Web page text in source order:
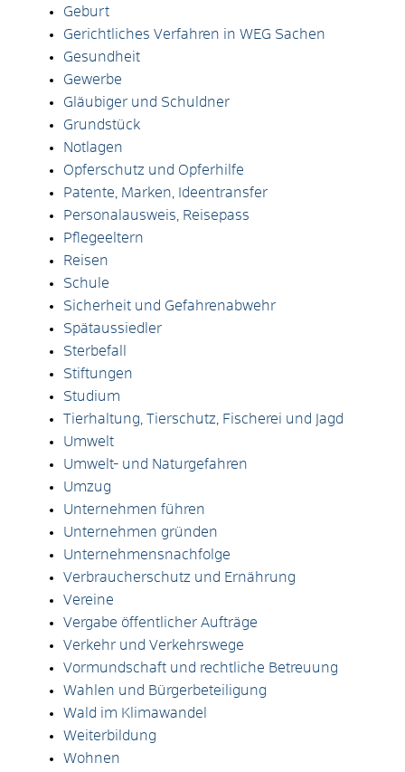
Geburt
Gerichtliches Verfahren in WEG Sachen
Gesundheit
Gewerbe
Gläubiger und Schuldner
Grundstück
Notlagen
Opferschutz und Opferhilfe
Patente, Marken, Ideentransfer
Personalausweis, Reisepass
Pflegeeltern
Reisen
Schule
Sicherheit und Gefahrenabwehr
Spätaussiedler
Sterbefall
Stiftungen
Studium
Tierhaltung, Tierschutz, Fischerei und Jagd
Umwelt
Umwelt- und Naturgefahren
Umzug
Unternehmen führen
Unternehmen gründen
Unternehmensnachfolge
Verbraucherschutz und Ernährung
Vereine
Vergabe öffentlicher Aufträge
Verkehr und Verkehrswege
Vormundschaft und rechtliche Betreuung
Wahlen und Bürgerbeteiligung
Wald im Klimawandel
Weiterbildung
Wohnen